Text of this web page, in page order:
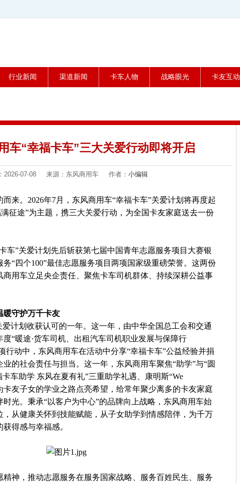
行业新闻 渠道新闻 卡车人物 战略眼光 卡友互动
车“幸福卡车”三大关爱行动即将开启
2026-07-08 来源：东风商用车 作者： 小编辑
来。2026年7月，东风商用车“幸福卡车”关爱计划将再度起
征途”为主题，携三大关爱行动，为全国卡友家庭送去一份
车”关爱计划先后斩获第七届中国青年志愿服务项目大赛银
务“四个100”最佳志愿服务项目两项国家级重磅荣誉。这两份
商用车立足央企责任、聚焦卡车司机群体、持续深耕公益事
暖守护万千卡友
爱计划收获认可的一年。这一年，由中华全国总工会和交通
度“暖途·货车司机、出租汽车司机职业发展与保障行
行动中，东风商用车在活动中分享“幸福卡车”公益经验并捐
的社会责任与担当。这一年，东风商用车聚焦“助学”与“圆
车助学 东风在夏有礼”三重助学礼遇、康明斯“We
卡友子女的学业之路点亮希望，给常年聚少离多的卡友家庭
光。秉承“以客户为中心”的品牌向上战略，东风商用车始
，从健康关怀到技能赋能，从子女助学到情感陪伴，为千万
得感与幸福感。
精神，推动志愿服务在服务国家战略、服务百姓民生、服务